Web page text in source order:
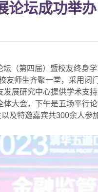
论坛成功举办
坛（第四届）暨校友终身
友师生齐聚一堂，采用闭
展研究中心提供学术支
大会，下午是五场平行
及特邀嘉宾共300余人参